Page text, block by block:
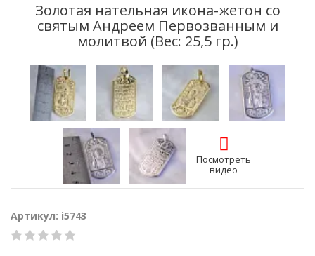
Золотая нательная икона-жетон со
святым Андреем Первозванным и
молитвой (Вес: 25,5 гр.)
Посмотреть
видео
Артикул: i5743